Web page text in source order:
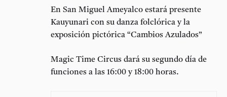
En San Miguel Ameyalco estará presente
Kauyunari con su danza folclórica y la
exposición pictórica “Cambios Azulados”
Magic Time Circus dará su segundo día de
funciones a las 16:00 y 18:00 horas.